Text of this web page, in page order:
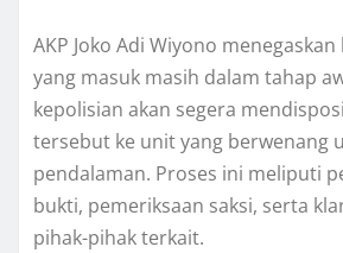
AKP Joko Adi Wiyono
yang masuk masih dalam tahap
kepolisian akan segera
tersebut ke unit yang berwenang
pendalaman. Proses ini meliputi
bukti, pemeriksaan saksi, serta
pihak-pihak terkait.